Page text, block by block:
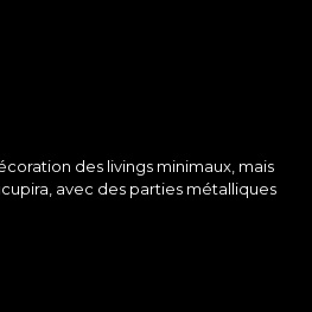
des livings minimaux, mais
avec des parties métalliques